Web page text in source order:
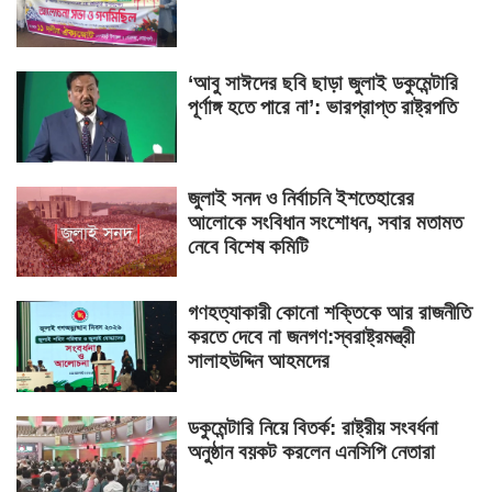
‘আবু সাঈদের ছবি ছাড়া জুলাই ডকুমেন্টারি
পূর্ণাঙ্গ হতে পারে না’: ভারপ্রাপ্ত রাষ্ট্রপতি
জুলাই সনদ ও নির্বাচনি ইশতেহারের
আলোকে সংবিধান সংশোধন, সবার মতামত
নেবে বিশেষ কমিটি
গণহত্যাকারী কোনো শক্তিকে আর রাজনীতি
করতে দেবে না জনগণ:স্বরাষ্ট্রমন্ত্রী
সালাহউদ্দিন আহমদের
ডকুমেন্টারি নিয়ে বিতর্ক: রাষ্ট্রীয় সংবর্ধনা
অনুষ্ঠান বয়কট করলেন এনসিপি নেতারা